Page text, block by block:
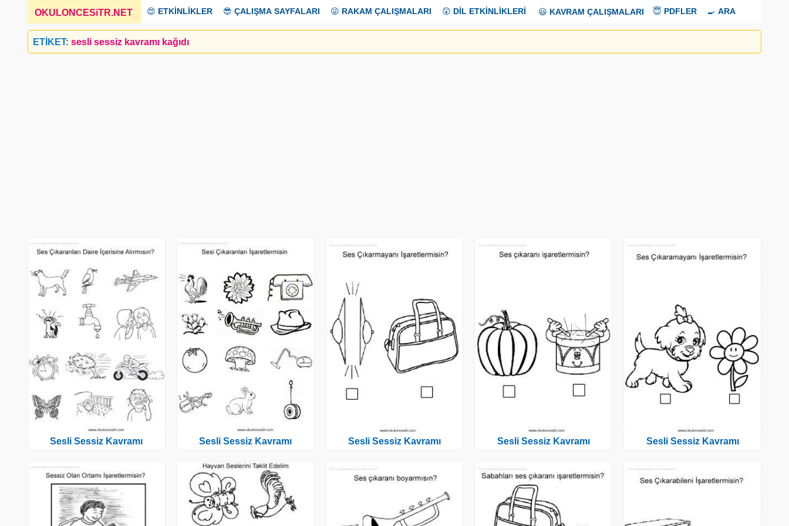
OKULONCESiTR.NET 😍 ETKİNLİKLER 😎 ÇALIŞMA SAYFALARI 😜 RAKAM ÇALIŞMALARI 😲 DİL ETKİNLİKLERİ 😃 KAVRAM ÇALIŞMALARI 😇 PDFLER 🍳 ARA
ETİKET: sesli sessiz kavramı kağıdı
Sesli Sessiz Kavramı Sesli Sessiz Kavramı Sesli Sessiz Kavramı Sesli Sessiz Kavramı Sesli Sessiz Kavramı